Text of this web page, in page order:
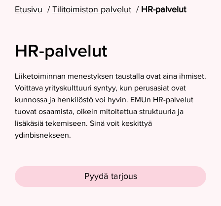
Etusivu Tilitoimiston palvelut HR-palvelut
HR-palvelut
Liiketoiminnan menestyksen taustalla ovat aina ihmiset.
Voittava yrityskulttuuri syntyy, kun perusasiat ovat
kunnossa ja henkilöstö voi hyvin. EMUn HR-palvelut
tuovat osaamista, oikein mitoitettua struktuuria ja
lisäkäsiä tekemiseen. Sinä voit keskittyä
ydinbisnekseen.
Pyydä tarjous